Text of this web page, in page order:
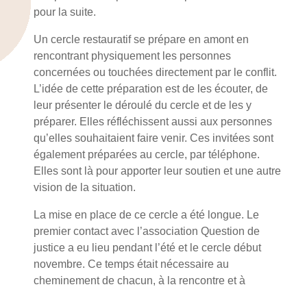
pour la suite.
Un cercle restauratif se prépare en amont en
rencontrant physiquement les personnes
concernées ou touchées directement par le conflit.
L’idée de cette préparation est de les écouter, de
leur présenter le déroulé du cercle et de les y
préparer. Elles réfléchissent aussi aux personnes
qu’elles souhaitaient faire venir. Ces invitées sont
également préparées au cercle, par téléphone.
Elles sont là pour apporter leur soutien et une autre
vision de la situation.
La mise en place de ce cercle a été longue. Le
premier contact avec l’association Question de
justice a eu lieu pendant l’été et le cercle début
novembre. Ce temps était nécessaire au
cheminement de chacun, à la rencontre et à